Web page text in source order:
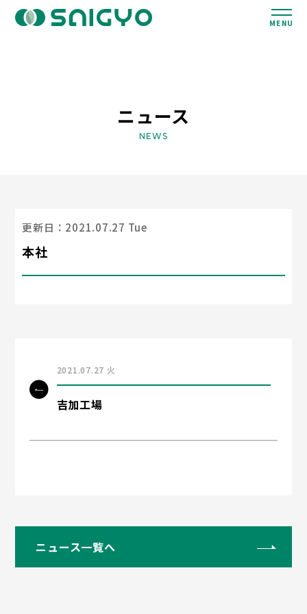
MENU
ニュース
NEWS
更新日：2021.07.27 Tue
本社
2021.07.27 火
吉加工場
ニュース一覧へ